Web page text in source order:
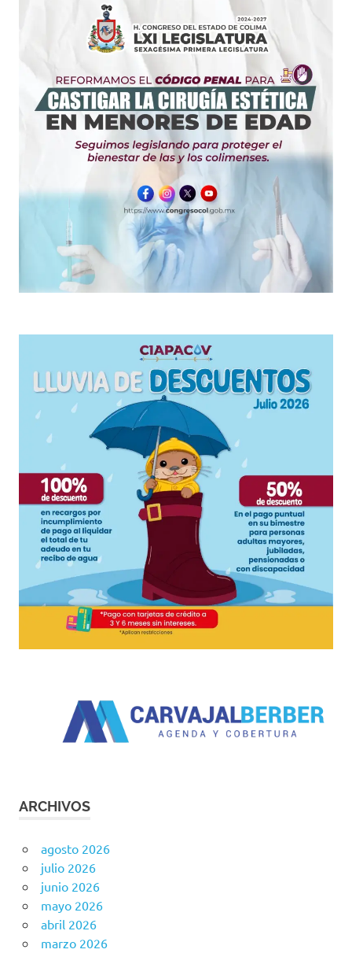
ARCHIVOS
agosto 2026
julio 2026
junio 2026
mayo 2026
abril 2026
marzo 2026